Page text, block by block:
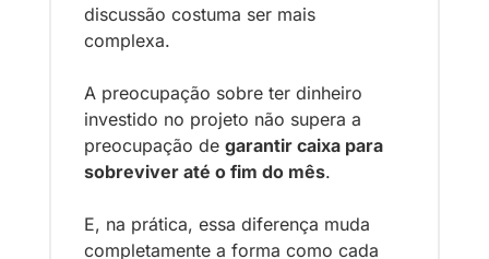
discussão costuma ser mais
complexa.
A preocupação sobre ter dinheiro
investido no projeto não supera a
preocupação de garantir caixa para
sobreviver até o fim do mês.
E, na prática, essa diferença muda
completamente a forma como cada